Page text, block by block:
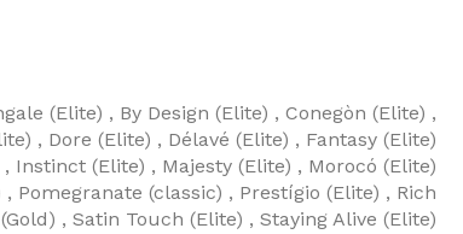
Grīdas segumi
Skatīt
Naturālas grīdas no masīvkoka
JAUNUMS!
Parketa grīdas
Vinila grīdas
(Elite) , By Design (Elite) , Conegòn (Elite) ,
, Dore (Elite) , Délavé (Elite) , Fantasy (Elite)
, Instinct (Elite) , Majesty (Elite) , Morocó (Elite)
, Pomegranate (classic) , Prestígio (Elite) , Rich
, Satin Touch (Elite) , Staying Alive (Elite)